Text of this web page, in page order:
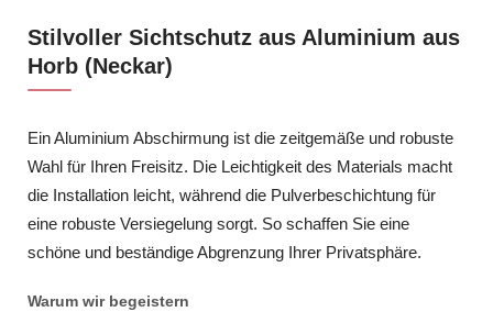
Stilvoller Sichtschutz aus Aluminium aus
Horb (Neckar)
Ein Aluminium Abschirmung ist die zeitgemäße und robuste
Wahl für Ihren Freisitz. Die Leichtigkeit des Materials macht
die Installation leicht, während die Pulverbeschichtung für
eine robuste Versiegelung sorgt. So schaffen Sie eine
schöne und beständige Abgrenzung Ihrer Privatsphäre.
Warum wir begeistern